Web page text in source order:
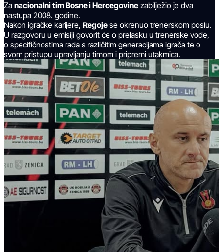
Za nacionalni tim Bosne i Hercegovine zabilježio je dva
nastupa 2008. godine.
Nakon igračke karijere, Regoje se okrenuo trenerskom poslu.
U razgovoru u emisiji govorit će o prelasku u trenerske vode,
o specifičnostima rada s različitim generacijama igrača te o
svom pristupu upravljanju timom i pripremi utakmica.